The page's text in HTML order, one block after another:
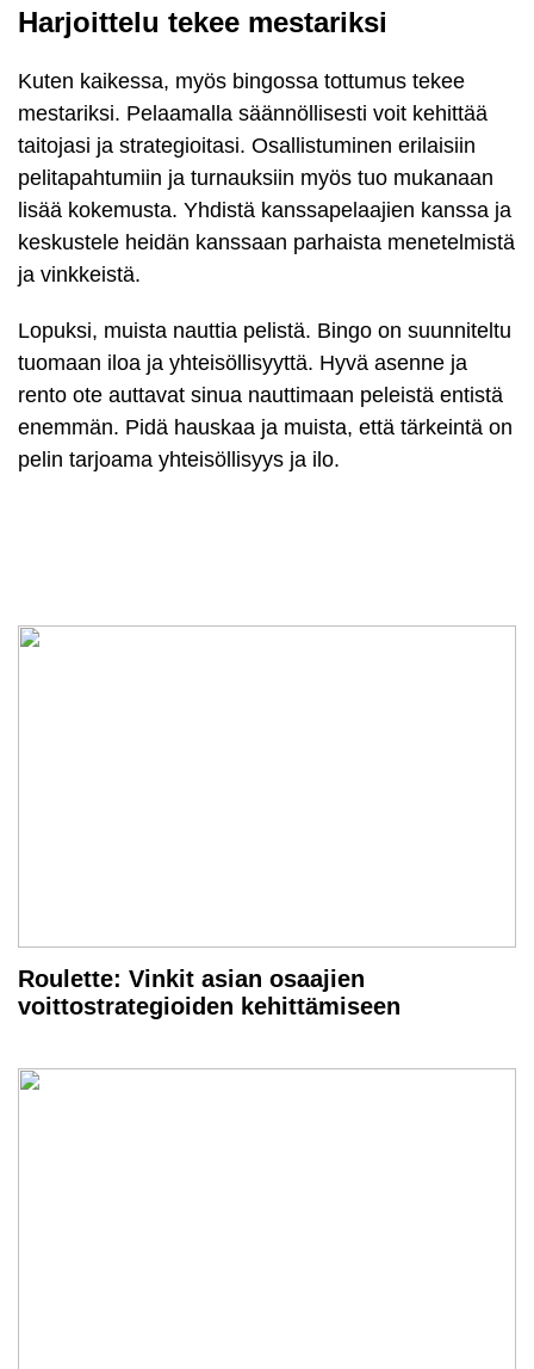
Harjoittelu tekee mestariksi
Kuten kaikessa, myös bingossa tottumus tekee
mestariksi. Pelaamalla säännöllisesti voit kehittää
taitojasi ja strategioitasi. Osallistuminen erilaisiin
pelitapahtumiin ja turnauksiin myös tuo mukanaan
lisää kokemusta. Yhdistä kanssapelaajien kanssa ja
keskustele heidän kanssaan parhaista menetelmistä
ja vinkkeistä.
Lopuksi, muista nauttia pelistä. Bingo on suunniteltu
tuomaan iloa ja yhteisöllisyyttä. Hyvä asenne ja
rento ote auttavat sinua nauttimaan peleistä entistä
enemmän. Pidä hauskaa ja muista, että tärkeintä on
pelin tarjoama yhteisöllisyys ja ilo.
Roulette: Vinkit asian osaajien
voittostrategioiden kehittämiseen